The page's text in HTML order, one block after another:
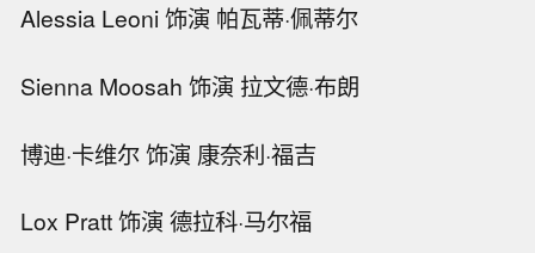
Alessia Leoni 饰演 帕瓦蒂·佩蒂尔
Sienna Moosah 饰演 拉文德·布朗
博迪·卡维尔 饰演 康奈利·福吉
Lox Pratt 饰演 德拉科·马尔福